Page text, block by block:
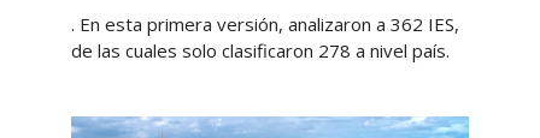
. En esta primera versión, analizaron a 362 IES,
de las cuales solo clasificaron 278 a nivel país.